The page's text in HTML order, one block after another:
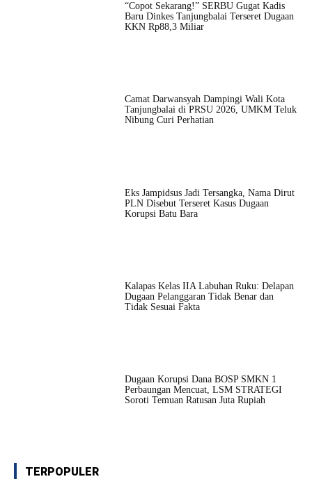
“Copot Sekarang!” SERBU Gugat Kadis
Baru Dinkes Tanjungbalai Terseret Dugaan
KKN Rp88,3 Miliar
Camat Darwansyah Dampingi Wali Kota
Tanjungbalai di PRSU 2026, UMKM Teluk
Nibung Curi Perhatian
Eks Jampidsus Jadi Tersangka, Nama Dirut
PLN Disebut Terseret Kasus Dugaan
Korupsi Batu Bara
Kalapas Kelas IIA Labuhan Ruku: Delapan
Dugaan Pelanggaran Tidak Benar dan
Tidak Sesuai Fakta
Dugaan Korupsi Dana BOSP SMKN 1
Perbaungan Mencuat, LSM STRATEGI
Soroti Temuan Ratusan Juta Rupiah
TERPOPULER